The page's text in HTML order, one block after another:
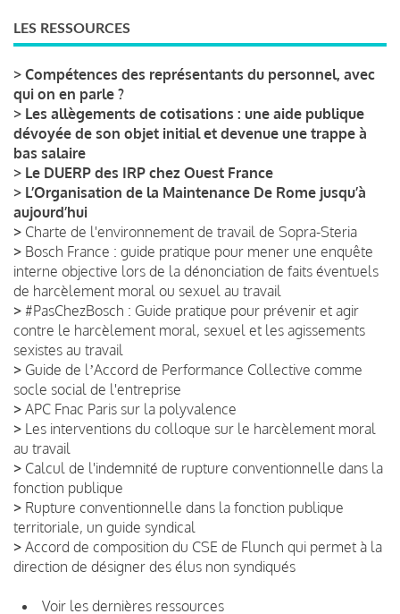
LES RESSOURCES
> Compétences des représentants du personnel, avec
qui on en parle ?
> Les allègements de cotisations : une aide publique
dévoyée de son objet initial et devenue une trappe à
bas salaire
> Le DUERP des IRP chez Ouest France
> L’Organisation de la Maintenance De Rome jusqu’à
aujourd’hui
> Charte de l'environnement de travail de Sopra-Steria
> Bosch France : guide pratique pour mener une enquête
interne objective lors de la dénonciation de faits éventuels
de harcèlement moral ou sexuel au travail
> #PasChezBosch : Guide pratique pour prévenir et agir
contre le harcèlement moral, sexuel et les agissements
sexistes au travail
> Guide de lʼAccord de Performance Collective comme
socle social de l'entreprise
> APC Fnac Paris sur la polyvalence
> Les interventions du colloque sur le harcèlement moral
au travail
> Calcul de l'indemnité de rupture conventionnelle dans la
fonction publique
> Rupture conventionnelle dans la fonction publique
territoriale, un guide syndical
> Accord de composition du CSE de Flunch qui permet à la
direction de désigner des élus non syndiqués
Voir les dernières ressources